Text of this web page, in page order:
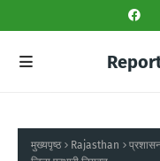
मुख्यपृष्ठ Rajasthan